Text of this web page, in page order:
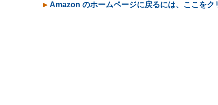
Amazon のホームページに戻るには、ここをク